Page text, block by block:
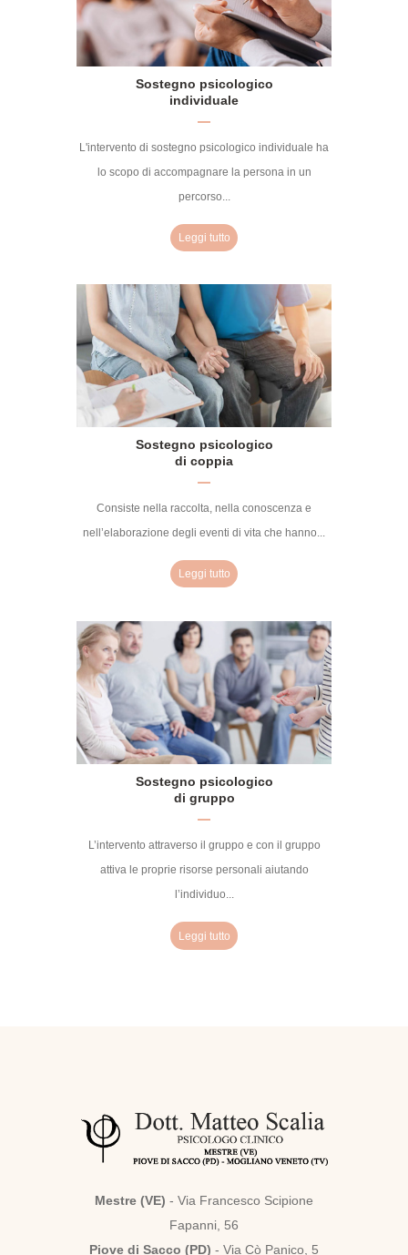
Sostegno psicologico
individuale
L'intervento di sostegno psicologico individuale ha
lo scopo di accompagnare la persona in un
percorso...
Leggi tutto
Sostegno psicologico
di coppia
Consiste nella raccolta, nella conoscenza e
nell’elaborazione degli eventi di vita che hanno...
Leggi tutto
Sostegno psicologico
di gruppo
L’intervento attraverso il gruppo e con il gruppo
attiva le proprie risorse personali aiutando
l’individuo...
Leggi tutto
Mestre (VE) - Via Francesco Scipione
Fapanni, 56
Piove di Sacco (PD) - Via Cò Panico, 5